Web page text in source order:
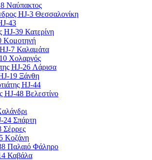
Ναύπακτος
HJ-3 Θεσσαλονίκη
43
HJ-39 Κατερίνη
Κομοτηνή
7 Καλαμάτα
Χολαργός
HJ-26 Λάρισα
19 Ξάνθη
HJ-44
HJ-48 Βελεστίνο
24 Σπάρτη
Σέρρες
Κοζάνη
Παλαιό Φάληρο
Καβάλα